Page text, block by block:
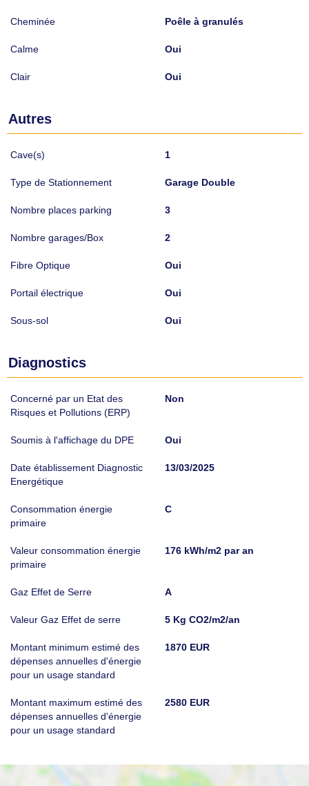
Cheminée Poêle à granulés
Calme Oui
Clair Oui
Autres
Cave(s) 1
Type de Stationnement Garage Double
Nombre places parking 3
Nombre garages/Box 2
Fibre Optique Oui
Portail électrique Oui
Sous-sol Oui
Diagnostics
Concerné par un Etat des
Risques et Pollutions (ERP)
Non
Soumis à l'affichage du DPE Oui
Date établissement Diagnostic
Energétique
13/03/2025
Consommation énergie
primaire
C
Valeur consommation énergie
primaire
176 kWh/m2 par an
Gaz Effet de Serre A
Valeur Gaz Effet de serre 5 Kg CO2/m2/an
Montant minimum estimé des
dépenses annuelles d'énergie
pour un usage standard
1870 EUR
Montant maximum estimé des
dépenses annuelles d'énergie
pour un usage standard
2580 EUR